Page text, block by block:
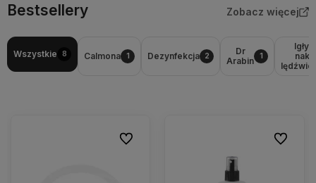
Bestsellery Zobacz więcej
Wszystkie 8 Calmona 1 Dezynfekcja 2
Dr
Arabin 1
Igły
Do ulubionych Do